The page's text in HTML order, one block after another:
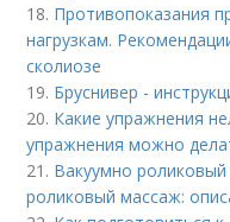
18. Противопоказания
нагрузкам.
сколиозе
19. Бруснивер -
20. Какие упражнения
упражнения можно
21. Вакуумно
роликовый массаж: